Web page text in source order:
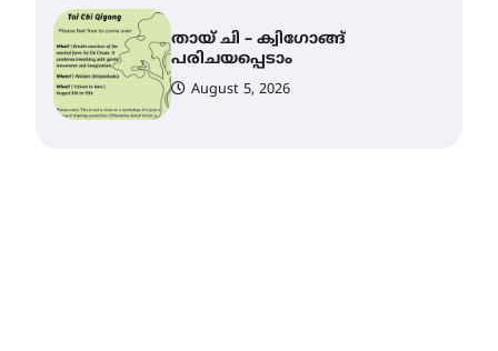
കോമേഴ്സ്
എക്സ്പോയുമായി എസ്
എൻ ഹയർ സെക്കൻഡറി
വിദ്യാർത്ഥികൾ